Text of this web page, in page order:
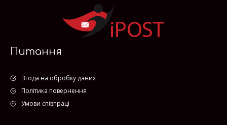
Питання
Згода на обробку даних
Політика повернення
Умови співпраці